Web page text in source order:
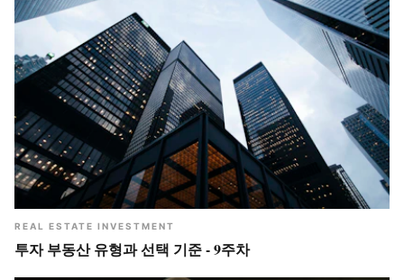
REAL ESTATE INVESTMENT
투자 부동산 유형과 선택 기준 - 9주차